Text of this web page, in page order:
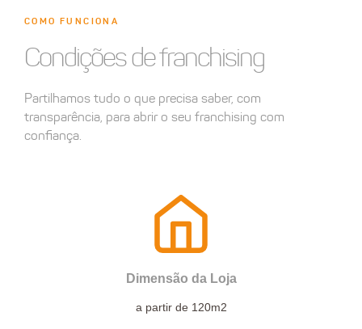
COMO FUNCIONA
Condições de franchising
Partilhamos tudo o que precisa saber, com
transparência, para abrir o seu franchising com
confiança.
Dimensão da Loja
a partir de 120m2